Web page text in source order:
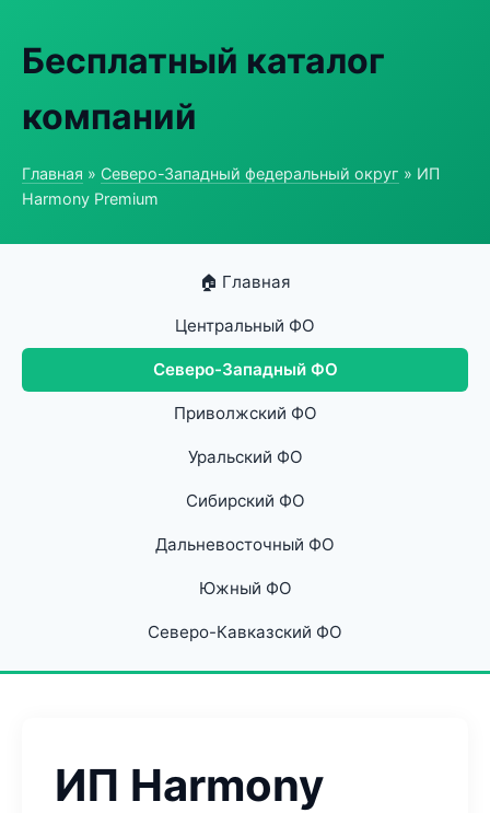
Бесплатный каталог
компаний
Главная » Северо-Западный федеральный округ » ИП
Harmony Premium
🏠 Главная
Центральный ФО
Северо-Западный ФО
Приволжский ФО
Уральский ФО
Сибирский ФО
Дальневосточный ФО
Южный ФО
Северо-Кавказский ФО
ИП Harmony